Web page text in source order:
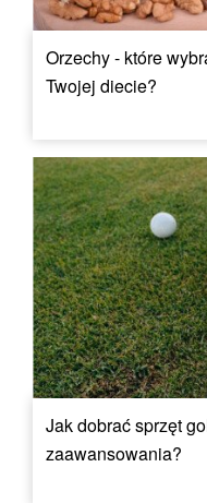
Orzechy - które
Twojej diecie?
Jak dobrać sprzęt
zaawansowania?